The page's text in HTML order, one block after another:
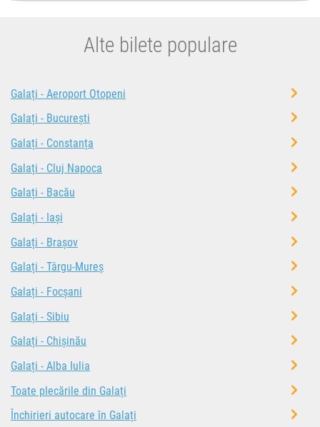
Alte bilete populare
Galați - Aeroport Otopeni
Galați - București
Galați - Constanța
Galați - Cluj Napoca
Galați - Bacău
Galați - Iași
Galați - Brașov
Galați - Târgu-Mureș
Galați - Focșani
Galați - Sibiu
Galați - Chișinău
Galați - Alba Iulia
Toate plecările din Galați
Închirieri autocare în Galați